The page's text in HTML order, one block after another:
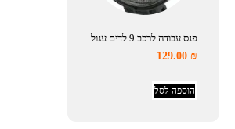
פנס עבודה לרכב 9 לדים עגול
129.00₪
הוספה לסל